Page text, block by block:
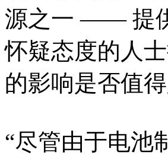
源之一 —— 提
怀疑态度的人
的影响是否值
“尽管由于电池